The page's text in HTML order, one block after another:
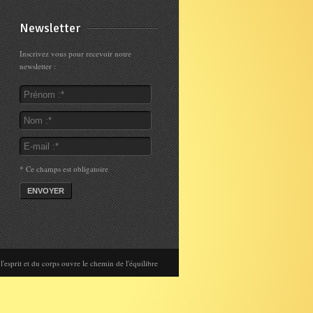
Newsletter
Inscrivez vous pour recevoir notre
newsletter :
I agree terms and conditions.*
* Ce champs est obligatoire
et du corps ouvre le chemin de l'équilibre